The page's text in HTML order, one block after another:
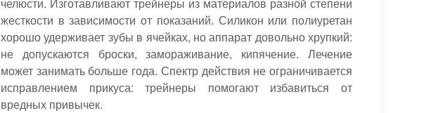
жесткости в зависимости от показаний. Силикон или полиуретан
хорошо удерживает зубы в ячейках, но аппарат довольно хрупкий:
не допускаются броски, замораживание, кипячение. Лечение
может занимать больше года. Спектр действия не ограничивается
исправлением прикуса: трейнеры помогают избавиться от
вредных привычек.